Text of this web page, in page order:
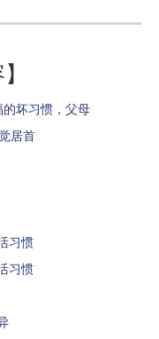
坏习惯，父母
居首
习惯
习惯